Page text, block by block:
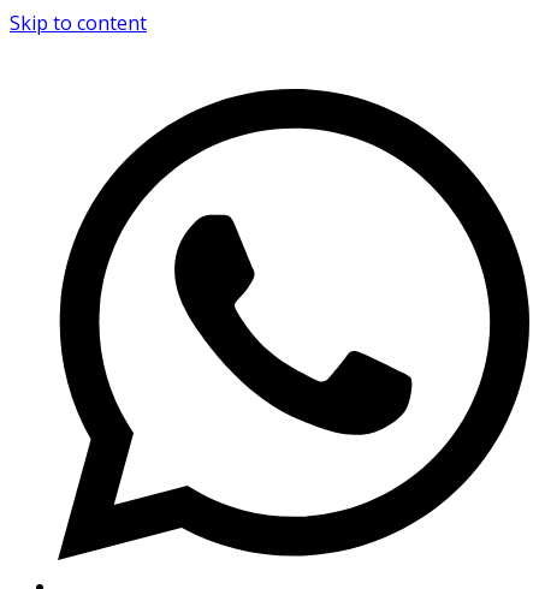
Skip to content